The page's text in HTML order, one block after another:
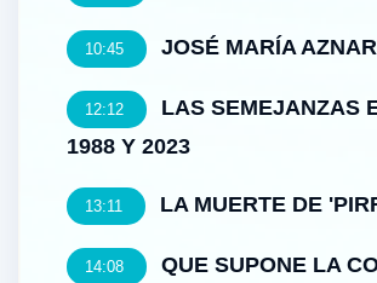
10:45 JOSÉ MARÍA AZNAR
12:12
LAS SEMEJANZAS
1988 Y 2023
13:11 LA MUERTE DE
14:08
QUE SUPONE LA